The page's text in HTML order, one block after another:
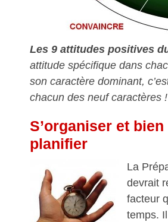
Les 9 attitudes positives
attitude spécifique dans
son caractère dominant,
chacun des neuf caractères !
S’organiser et
planifier
La
devrait
facteur
temps.